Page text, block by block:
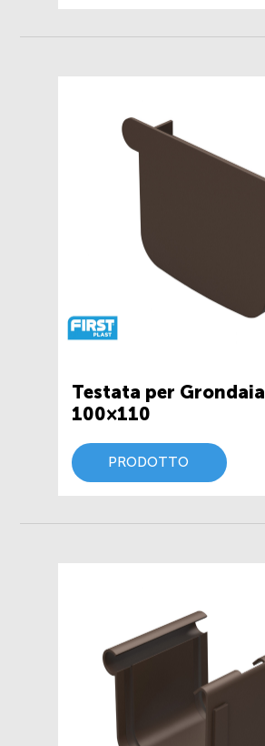
Testata per Grondaia
100×110
PRODOTTO